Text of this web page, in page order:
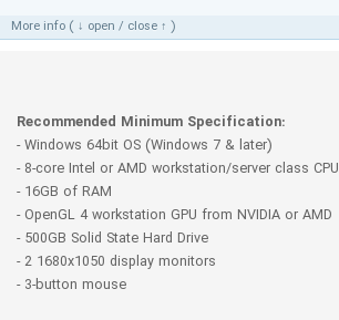
More info ( ↓ open / close ↑ )
Recommended Minimum Specification:
- Windows 64bit OS (Windows 7 & later)
- 8-core Intel or AMD workstation/server class CPU
- 16GB of RAM
- OpenGL 4 workstation GPU from NVIDIA or AMD
- 500GB Solid State Hard Drive
- 2 1680x1050 display monitors
- 3-button mouse